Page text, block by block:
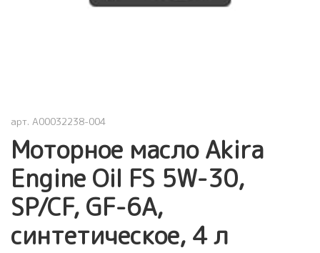
арт. A00032238-004
Моторное масло Akira
Engine Oil FS 5W-30,
SP/CF, GF-6A,
синтетическое, 4 л